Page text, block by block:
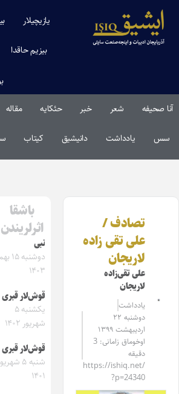
یازیچیلار
بیزیم حاقدا
آنا صحیفه شعر خبر حئکایه مقاله‌
سس یادداشت دانیشیق کیتاب
تصادف /
علی تقی زاده
لاریجان
علی تقی‌زاده
لاریجان
یادداشت
دوشنبه ۲۲
اردیبهشت ۱۳۹۹
اوخوماق زامانی: 3
دقیقه
https://ishiq.net/
?p=24340
باشقا
اثرلریندن
نبی
۱۴۰۳
قوش‌لار قبری
یکشنبه ۵
شهریور ۱۴۰۲
قوش‌لار قبری
شنبه ۵
۱۴۰۱